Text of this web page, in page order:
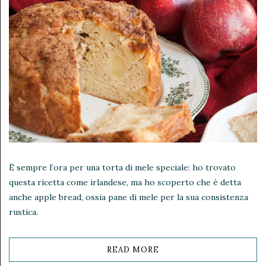
share">
È sempre l’ora per una torta di mele speciale: ho trovato
questa ricetta come irlandese, ma ho scoperto che è detta
anche apple bread, ossia pane di mele per la sua consistenza
rustica.
READ MORE